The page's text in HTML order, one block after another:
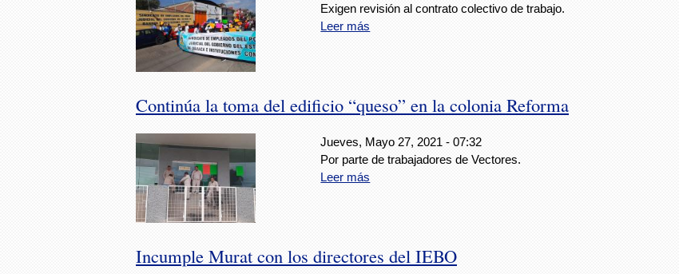
Exigen revisión al contrato colectivo de trabajo.
Leer más
Continúa la toma del edificio “queso” en la colonia Reforma
Jueves, Mayo 27, 2021 - 07:32
Por parte de trabajadores de Vectores.
Leer más
Incumple Murat con los directores del IEBO